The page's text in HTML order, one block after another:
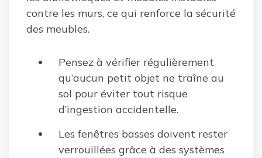
contre les murs, ce qui renforce la sécurité
des meubles.
Pensez à vérifier régulièrement
qu’aucun petit objet ne traîne au
sol pour éviter tout risque
d’ingestion accidentelle.
Les fenêtres basses doivent rester
verrouillées grâce à des systèmes